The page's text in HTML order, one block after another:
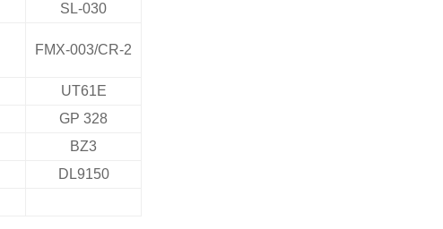
SL-030​
FMX-003/CR-2​​
UT61E
GP 328​
BZ3
DL9150​